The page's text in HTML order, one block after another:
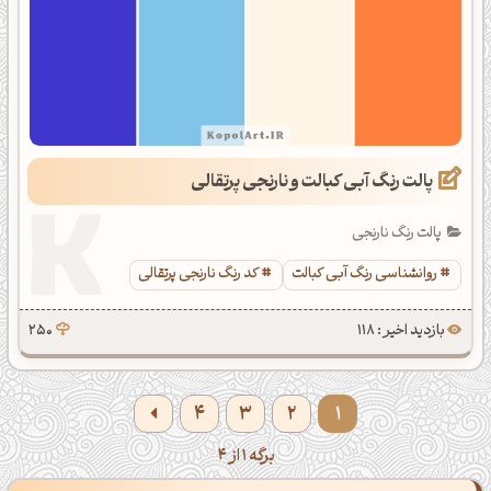
پالت رنگ آبی کبالت و نارنجی پرتقالی
پالت رنگ نارنجی
روانشناسی رنگ آبی کبالت
کد رنگ نارنجی پرتقالی
بازدید اخیر : 118 250
1
2
3
4
برگه 1 از 4